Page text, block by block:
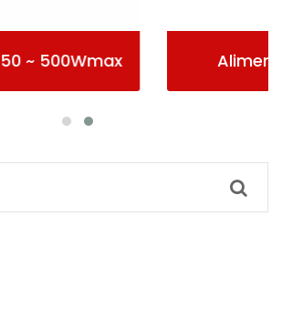
Alimentazione AC/DC Incapsulata